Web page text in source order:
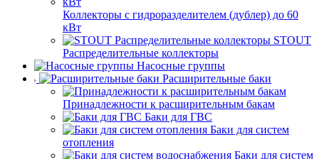
Коллекторы с гидроразделителем (дублер) до 60
кВт
STOUT
Распределительные коллекторы
Насосные группы
Расширительные баки
Принадлежности к расширительным бакам
Баки для ГВС
Баки для систем
отопления
Баки для систем